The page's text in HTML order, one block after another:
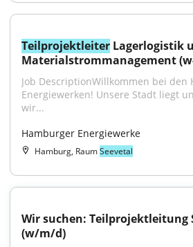
Teilprojektleiter Lagerlogistik
Materialstrommanagement
Job DescriptionWillkommen bei den
Energiewerken! Unsere Stadt liegt
wir...
Hamburger Energiewerke
Hamburg, RaumSeevetal
Wir suchen: Teilprojektleitung
(w/m/d)